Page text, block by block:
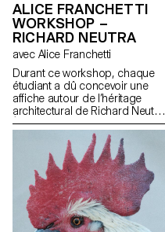
ALICE FRANCHETTI
WORKSHOP –
RICHARD NEUTRA
avec Alice Franchetti
Durant ce workshop, chaque
étudiant a dû concevoir une
affiche autour de l’héritage
architectural de Richard Neutra.
À partir de sa pensée
moderniste et de ses principes
formels — lignes épurées,
transparence, géométrie
rigoureuse, intégration
paysagère — chaque élève a
réinterprété visuellement ses
idées dans un format
graphique en 2D.